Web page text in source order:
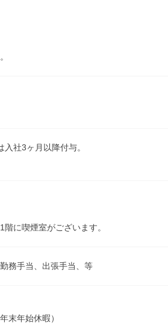
社3ヶ月以降付与。
に喫煙室がございます。
務手当、出張手当、等
末年始休暇）